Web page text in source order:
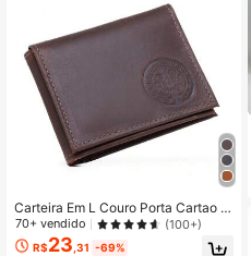
Carteira Em L Couro Porta Cartao D
ocumentos Cedulas Estampa Medal
ha São Bento
70+ vendido (100+)
R$23 ,31 -69%